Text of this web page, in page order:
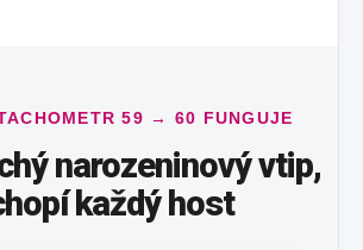
59 → 60 FUNGUJE
narozeninový vtip,
každý host